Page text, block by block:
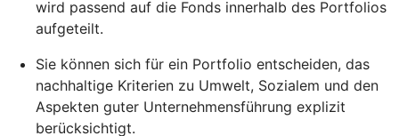
wird passend auf die Fonds innerhalb des Portfolios
aufgeteilt.
Sie können sich für ein Portfolio entscheiden, das
nachhaltige Kriterien zu Umwelt, Sozialem und den
Aspekten guter Unternehmensführung explizit
berücksichtigt.